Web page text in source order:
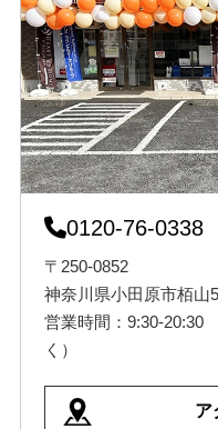
0120-76-0338
〒250-0852
神奈川県小田原市栢山
営業時間：9:30-20:30
く）
ア